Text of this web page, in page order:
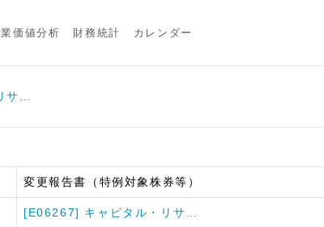
価値分析 財務統計 カレンダー
サ…
変更報告書（特例対象株券等）
[E06267] キャピタル・リサ…